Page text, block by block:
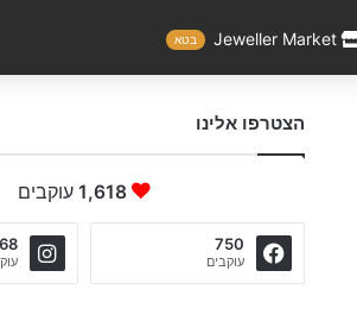
Jeweller Market בטא
הצטרפו אלינו
1,618 עוקבים
750
עוקבים